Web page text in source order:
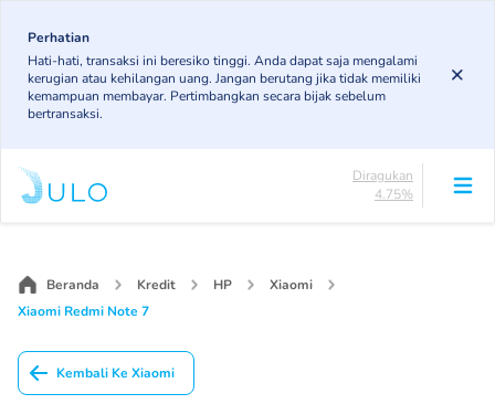
main
content
Perhatian
Hati-hati, transaksi ini beresiko tinggi. Anda dapat saja mengalami
kerugian atau kehilangan uang. Jangan berutang jika tidak memiliki
kemampuan membayar. Pertimbangkan secara bijak sebelum
bertransaksi.
85.19%
DPK
3.43%
Diragukan
4.75%
Beranda Kredit HP
Xiaomi
Xiaomi Redmi Note 7
Kembali Ke Xiaomi